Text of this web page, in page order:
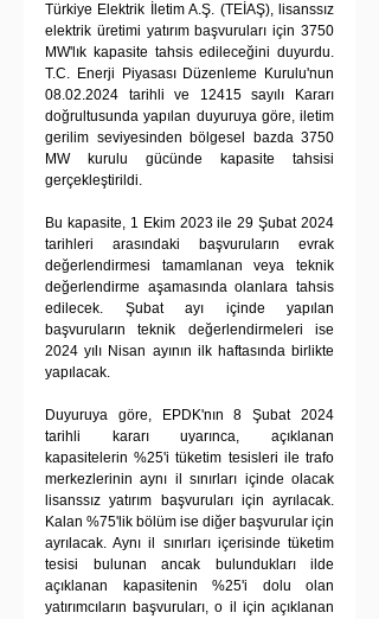
Türkiye Elektrik İletim A.Ş. (TEİAŞ), lisanssız
elektrik üretimi yatırım başvuruları için 3750
MW'lık kapasite tahsis edileceğini duyurdu.
T.C. Enerji Piyasası Düzenleme Kurulu'nun
08.02.2024 tarihli ve 12415 sayılı Kararı
doğrultusunda yapılan duyuruya göre, iletim
gerilim seviyesinden bölgesel bazda 3750
MW kurulu gücünde kapasite tahsisi
gerçekleştirildi.
Bu kapasite, 1 Ekim 2023 ile 29 Şubat 2024
tarihleri arasındaki başvuruların evrak
değerlendirmesi tamamlanan veya teknik
değerlendirme aşamasında olanlara tahsis
edilecek. Şubat ayı içinde yapılan
başvuruların teknik değerlendirmeleri ise
2024 yılı Nisan ayının ilk haftasında birlikte
yapılacak.
Duyuruya göre, EPDK'nın 8 Şubat 2024
tarihli kararı uyarınca, açıklanan
kapasitelerin %25'i tüketim tesisleri ile trafo
merkezlerinin aynı il sınırları içinde olacak
lisanssız yatırım başvuruları için ayrılacak.
Kalan %75'lik bölüm ise diğer başvurular için
ayrılacak. Aynı il sınırları içerisinde tüketim
tesisi bulunan ancak bulundukları ilde
açıklanan kapasitenin %25'i dolu olan
yatırımcıların başvuruları, o il için açıklanan